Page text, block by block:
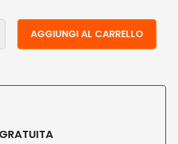
alimenti in cartone con manico
AGGIUNGI AL CARRELLO